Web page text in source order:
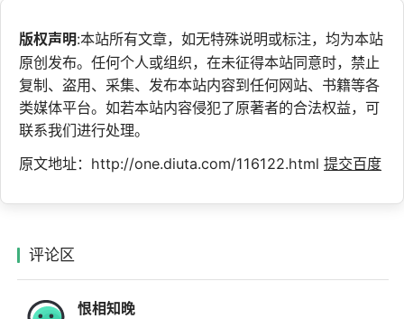
版权声明:本站所有文章，如无特殊说明或标注，均为本站
原创发布。任何个人或组织，在未征得本站同意时，禁止
复制、盗用、采集、发布本站内容到任何网站、书籍等各
类媒体平台。如若本站内容侵犯了原著者的合法权益，可
联系我们进行处理。
原文地址：http://one.diuta.com/116122.html 提交百度
评论区
恨相知晚